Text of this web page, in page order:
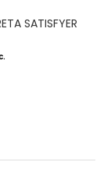
SATISFYER